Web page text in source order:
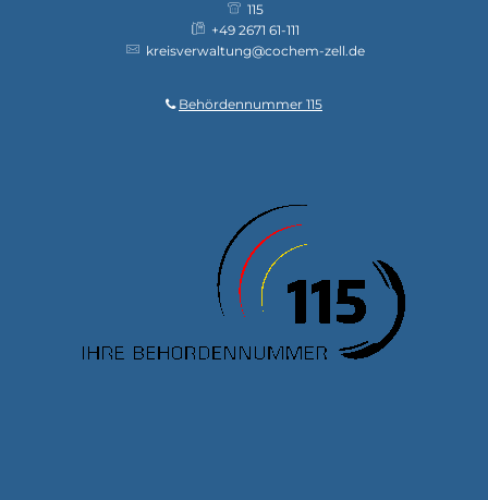
115
+49 2671 61-111
kreisverwaltung@cochem-zell.de
Behördennummer 115